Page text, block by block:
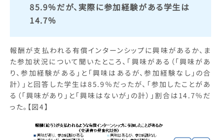
85.9％だが、実際に参加経験がある学生は
14.7％
報酬が支払われる有償インターンシップに興味があるか、ま
た参加状況について聞いたところ、「興味がある（「興味があ
り、参加経験がある」と「興味はあるが、参加経験なし」の合
計）」と回答した学生は85.9％だったが、「参加したことがあ
る（「興味があり」と「興味はないが」の計）」割合は14.7％だ
った。【図4】